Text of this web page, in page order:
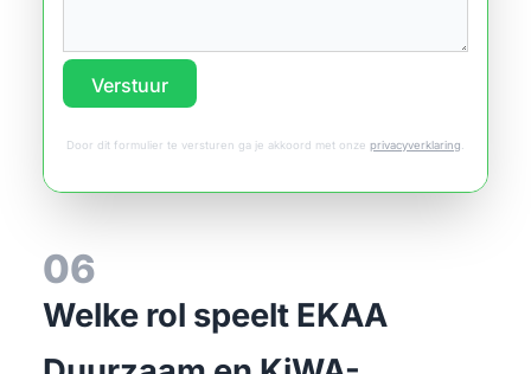
Verstuur
Door dit formulier te versturen ga je akkoord met onze privacyverklaring.
06
Welke rol speelt EKAA